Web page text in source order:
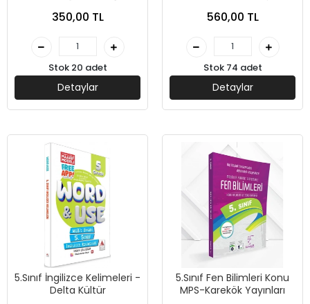
Soru Bankası-Kolektif-
350,00 TL
Stok 20 adet
Detaylar
560,00 TL
Stok 74 adet
Detaylar
5.Sınıf İngilizce Kelimeleri -
Delta Kültür
5.Sınıf Fen Bilimleri Konu
MPS-Karekök Yayınları